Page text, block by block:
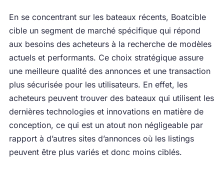
En se concentrant sur les bateaux récents, Boatcible
cible un segment de marché spécifique qui répond
aux besoins des acheteurs à la recherche de modèles
actuels et performants. Ce choix stratégique assure
une meilleure qualité des annonces et une transaction
plus sécurisée pour les utilisateurs. En effet, les
acheteurs peuvent trouver des bateaux qui utilisent les
dernières technologies et innovations en matière de
conception, ce qui est un atout non négligeable par
rapport à d’autres sites d’annonces où les listings
peuvent être plus variés et donc moins ciblés.